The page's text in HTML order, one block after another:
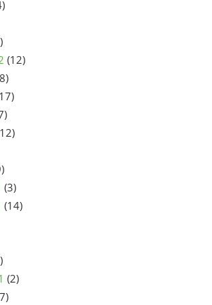
(12)
(3)
(14)
(2)